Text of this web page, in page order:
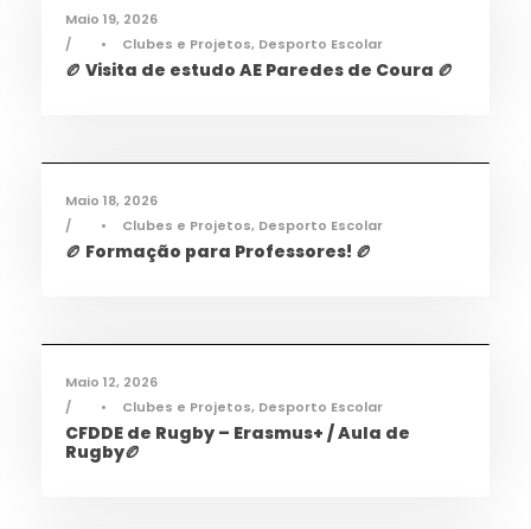
Maio 19, 2026
•
Clubes e Projetos, Desporto Escolar
🏉 Visita de estudo AE Paredes de Coura 🏉
Maio 18, 2026
•
Clubes e Projetos, Desporto Escolar
🏉 Formação para Professores! 🏉
Maio 12, 2026
•
Clubes e Projetos, Desporto Escolar
CFDDE de Rugby – Erasmus+ / Aula de
Rugby🏉